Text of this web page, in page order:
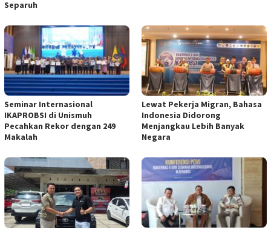
Separuh
Seminar Internasional
IKAPROBSI di Unismuh
Pecahkan Rekor dengan 249
Makalah
Lewat Pekerja Migran, Bahasa
Indonesia Didorong
Menjangkau Lebih Banyak
Negara